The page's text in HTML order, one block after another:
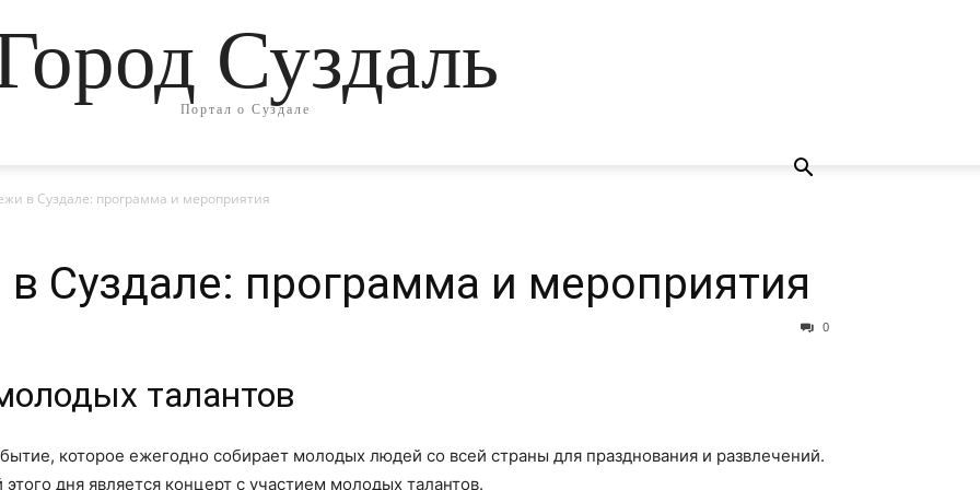
Суздаль
Портал о Суздале
в Суздале: программа и мероприятия
Суздале: программа и мероприятия
0
талантов
которое ежегодно собирает молодых людей со всей страны для празднования и развлечений.
дня является концерт с участием молодых талантов.